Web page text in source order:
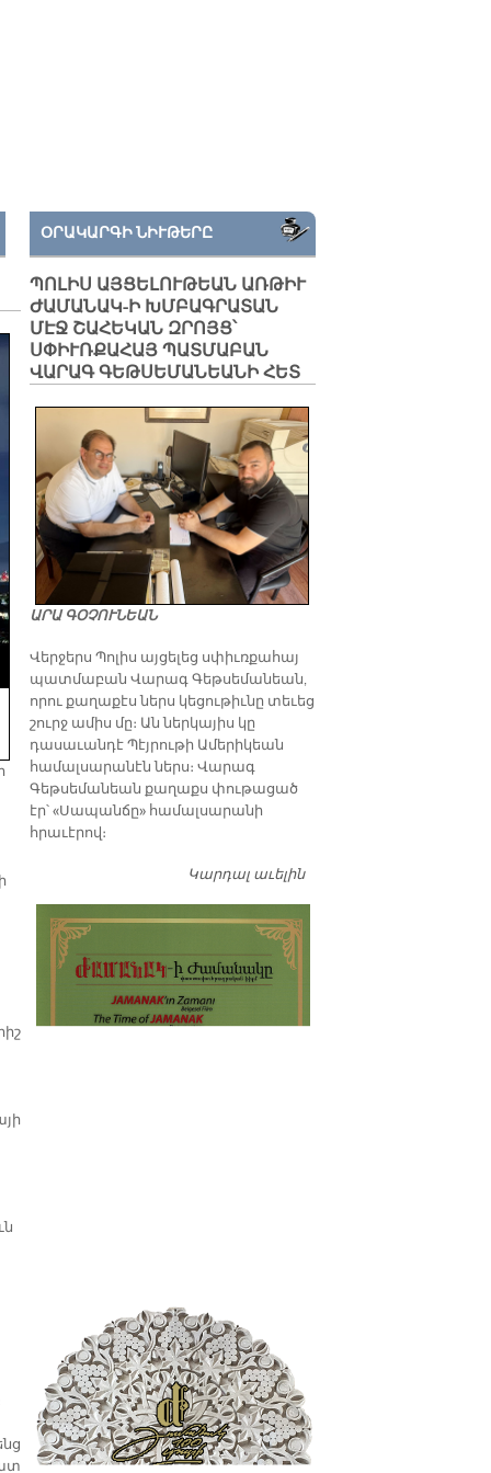
ՕՐԱԿԱՐԳԻ ՆԻՒԹԵՐԸ
ՊՈԼԻՍ ԱՅՑԵԼՈՒԹԵԱՆ ԱՌԹԻՒ
ԺԱՄԱՆԱԿ-Ի ԽՄԲԱԳՐԱՏԱՆ
ՄԷՋ ՇԱՀԵԿԱՆ ԶՐՈՅՑ՝
ՍՓԻՒՌՔԱՀԱՅ ՊԱՏՄԱԲԱՆ
ՎԱՐԱԳ ԳԵԹՍԵՄԱՆԵԱՆԻ ՀԵՏ
ԱՐԱ ԳՕՉՈՒՆԵԱՆ
Վերջերս Պոլիս այցելեց սփիւռքահայ
պատմաբան Վարագ Գեթսեմանեան,
որու քաղաքէս ներս կեցութիւնը տեւեց
շուրջ ամիս մը։ Ան ներկայիս կը
դասաւանդէ Պէյրութի Ամերիկեան
համալսարանէն ներս։ Վարագ
Գեթսեմանեան քաղաքս փութացած
էր՝ «Սապանճը» համալսարանի
հրաւէրով։
Կարդալ աւելինՊոլիս այցելութեան